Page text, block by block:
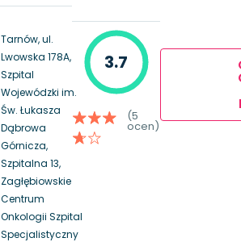
Tarnów, ul.
Lwowska 178A,
Szpital
Wojewódzki im.
Św. Łukasza
Dąbrowa
Górnicza,
Szpitalna 13,
Zagłębiowskie
Centrum
Onkologii Szpital
Specjalistyczny
3.7
(5
ocen)